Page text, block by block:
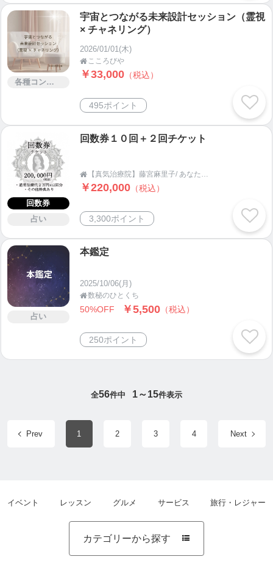
各種コンサルティング
宇宙とつながる未来設計セッション（霊視
× チャネリング）
2026/01/01(木)
こころびや
￥33,000 （税込）
495ポイント
回数券
占い
回数券１０回＋２回チケット
 【真気治療院】藤宮麻里子/ あなたと神様を繋ぐチャネラー女性気功師
￥220,000 （税込）
3,300ポイント
占い
本鑑定
2025/10/06(月)
数秘のひとくち
50%OFF ￥5,500 （税込）
250ポイント
全56件中 1～15件表示
Prev 1 2 3 4 Next
イベント レッスン グルメ サービス 旅行・レジャー
カテゴリーから探す 